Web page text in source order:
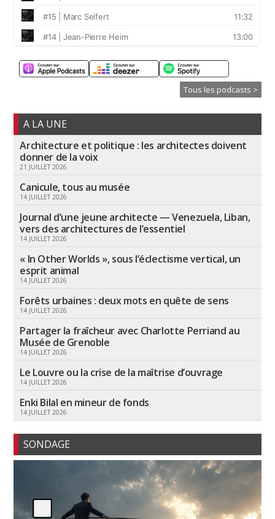
Tous les podcasts >
A LA UNE
Architecture et politique : les architectes doivent
donner de la voix
21 JUILLET 2026
Canicule, tous au musée
14 JUILLET 2026
Journal d’une jeune architecte — Venezuela, Liban,
vers des architectures de l’essentiel
14 JUILLET 2026
« In Other Worlds », sous l’éclectisme vertical, un
esprit animal
14 JUILLET 2026
Forêts urbaines : deux mots en quête de sens
14 JUILLET 2026
Partager la fraîcheur avec Charlotte Perriand au
Musée de Grenoble
14 JUILLET 2026
Le Louvre ou la crise de la maîtrise d’ouvrage
14 JUILLET 2026
Enki Bilal en mineur de fonds
14 JUILLET 2026
SONDAGE